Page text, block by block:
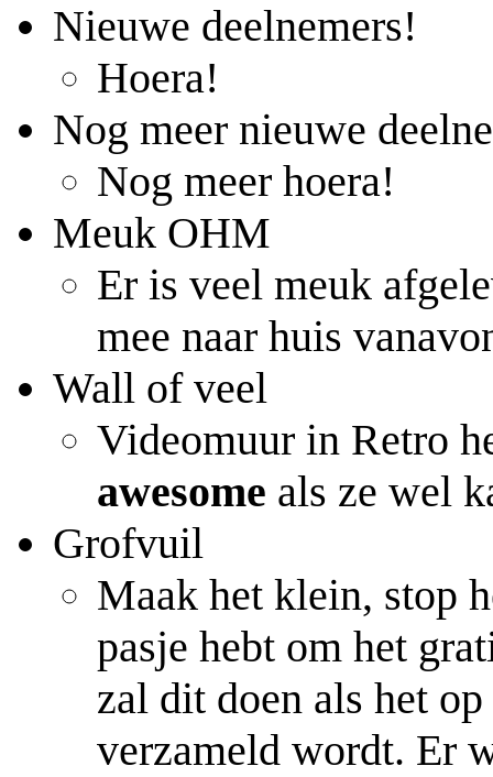
Nieuwe deelnemers!
Hoera!
Nog meer nieuwe
Nog meer hoera!
Meuk OHM
Er is veel meuk
mee naar huis
Wall of veel
Videomuur in Retro
awesome als ze wel
Grofvuil
Maak het klein, stop
pasje hebt om het
zal dit doen als het
verzameld wordt. Er